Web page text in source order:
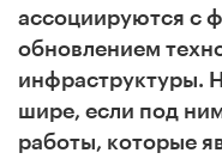
ассоциируются с
обновлением
инфраструктуры.
шире, если под
работы, которые